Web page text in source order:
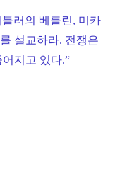
러의 베를린, 미카
설교하라. 전쟁은
지고 있다.”​